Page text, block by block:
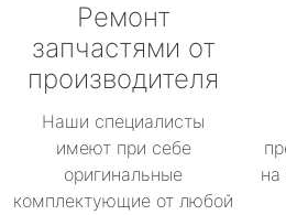
Ремонт
запчастями от
производителя
Наши специалисты
имеют при себе
оригинальные
комплектующие от любой
на